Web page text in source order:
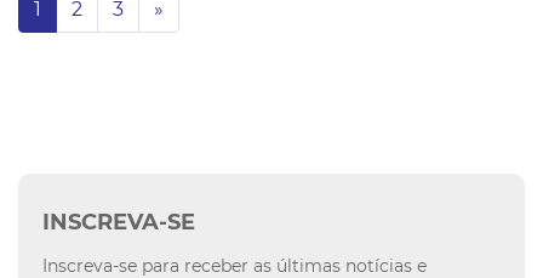
1 (current)
2 3 »
INSCREVA-SE
Inscreva-se para receber as últimas notícias e